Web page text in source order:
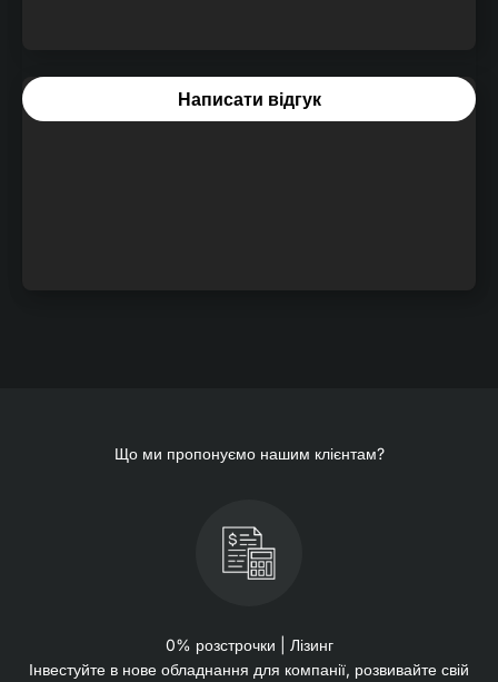
Написати відгук
Що ми пропонуємо нашим клієнтам?
0% розстрочки | Лізинг
Інвестуйте в нове обладнання для компанії, розвивайте свій